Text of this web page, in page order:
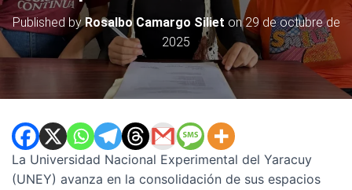
Published byRosalbo Camargo Siliet on29 de octubre de
2025
La Universidad Nacional Experimental del Yaracuy
(UNEY) avanza en la consolidación de sus espacios